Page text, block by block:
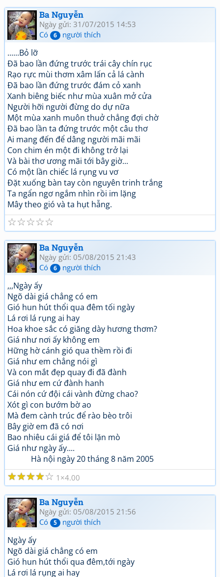
Ba Nguyễn
Ngày gửi: 31/07/2015 14:53
Có
6 người thích
......Bỏ lỡ
Đã bao lần đứng trước trái cây chín rục
Rạo rực mùi thơm xâm lấn cả lá cành
Đã bao lần đứng trước đám cỏ xanh
Xanh biêng biếc như mùa xuân mở cửa
Người hỡi người đừng do dự nữa
Một mùa xanh muôn thuở chẳng đợi chờ
Đã bao lần ta đứng trước một câu thơ
Ai mang đến để dâng người mãi mãi
Con chim én một đi không trở lại
Và bài thơ ương mãi tới bây giờ...
Có một lần chiếc lá rụng vu vơ
Đặt xuống bàn tay còn nguyên trinh trắng
Ta ngẩn ngơ ngắm nhìn rồi im lặng
Mây theo gió và ta hụt hẫng.
☆
☆
☆
☆
☆
Ba Nguyễn
Ngày gửi: 05/08/2015 21:43
Có
6 người thích
,,,Ngày ấy
Ngõ dài giá chẳng có em
Gió hun hút thổi qua đêm tối ngày
Lá rơi lá rụng ai hay
Hoa khoe sắc có giăng dày hương thơm?
Giá như nơi ấy không em
Hững hờ cánh gió qua thềm rồi đi
Giá như em chẳng nói gì
Và con mắt đẹp quay đi đã đành
Giá như em cứ đành hanh
Cái nón cứ đội cái vành đừng chao?
Xót gì con bướm bờ ao
Mà đem cành trúc để rào bèo trôi
Bây giờ em đã có nơi
Bao nhiêu cái giá để tôi lặn mò
Giá như ngày ấy....
Hà nội ngày 20 tháng 8 năm 2005
☆
☆
☆
☆
☆ 1 4.00
Ba Nguyễn
Ngày gửi: 05/08/2015 21:56
Có
5 người thích
Ngày ấy
Ngõ dài giá chẳng có em
Gió hun hút thổi qua đêm,tới ngày
Lá rơi lá rụng ai hay